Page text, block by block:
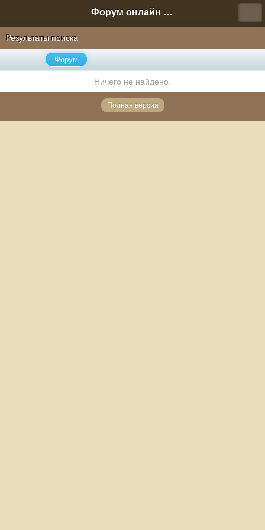
Форум онлайн игры "Новая Эра" (Нюра Биз)
Результаты поиска
Форум
Ничего не найдено.
Полная версия